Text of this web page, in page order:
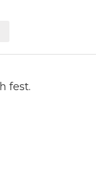
fest.